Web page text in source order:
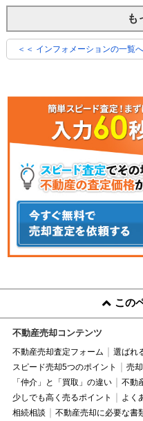
も
＜＜ インフォメーションの一覧
この
不動産売却コンテンツ
不動産売却査定フォーム
選ばれ
スピード売却5つのポイント
売
「仲介」と「買取」の違い
不動
少しでも高く売るポイント
よく
相続相談
不動産売却に必要な書